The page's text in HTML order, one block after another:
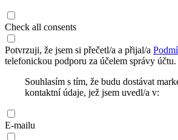
Check all consents
Potvrzuji, že jsem si přečetl/a a přijal/a
telefonickou podporu za účelem správy
Souhlasím s tím, že budu dostávat
kontaktní údaje, jež jsem uvedl/a v:
E-mailu